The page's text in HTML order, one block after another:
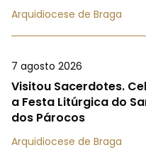
Arquidiocese de Braga
7 agosto 2026
Visitou Sacerdotes.
a Festa Litúrgica do
dos Párocos
Arquidiocese de Braga